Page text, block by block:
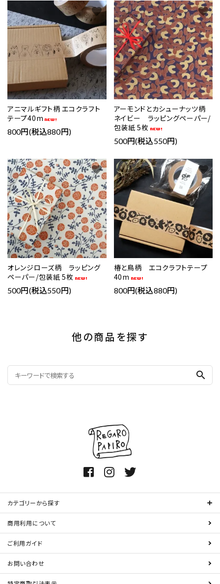
アニマルギフト柄 エコクラフト
テープ40m
800円(税込880円)
favorite
アーモンドとカシューナッツ柄
ネイビー ラッピングペーパー/
包装紙 5枚
500円(税込550円)
favorite
オレンジローズ柄 ラッピング
ペーパー/包装紙 5枚
500円(税込550円)
favorite
椿と鳥柄 エコクラフトテープ
40m
800円(税込880円)
favorite
他の商品を探す
search
カテゴリーから探す
商用利用について
ご利用ガイド
お問い合わせ